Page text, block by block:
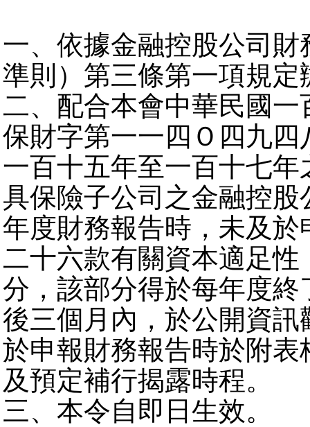
一、依據金融控股公司
準則）第三條第一項規定
二、配合本會中華民國
保財字第一一四Ｏ四九
一百十五年至一百十七
具保險子公司之金融控
年度財務報告時，未及
二十六款有關資本適足
分，該部分得於每年度
後三個月內，於公開資
於申報財務報告時於附
及預定補行揭露時程。
三、本令自即日生效。